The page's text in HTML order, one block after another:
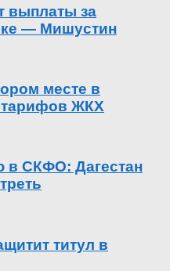
выплаты за
— Мишустин
месте в
тарифов ЖКХ
СКФО: Дагестан
титул в